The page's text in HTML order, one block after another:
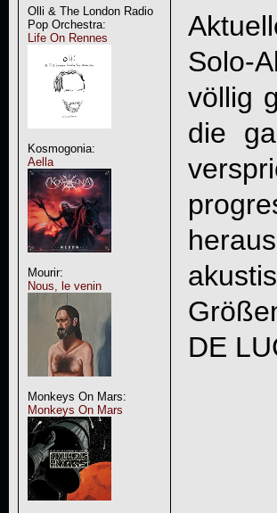
Olli & The London Radio
Pop Orchestra:
Life On Rennes
Kosmogonia:
Aella
Mourir:
Nous, le venin
Monkeys On Mars:
Monkeys On Mars
Solo-
völlig
die
DE